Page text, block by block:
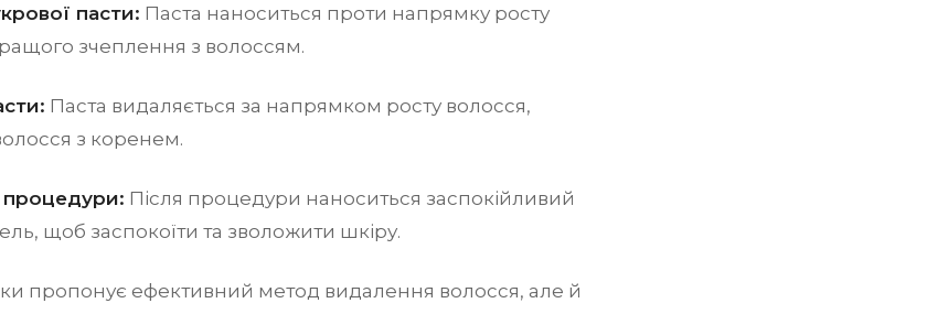
пасти: Паста наноситься проти напрямку росту
зчеплення з волоссям.
Паста видаляється за напрямком росту волосся,
з коренем.
процедури: Після процедури наноситься заспокійливий
щоб заспокоїти та зволожити шкіру.
пропонує ефективний метод видалення волосся, але й